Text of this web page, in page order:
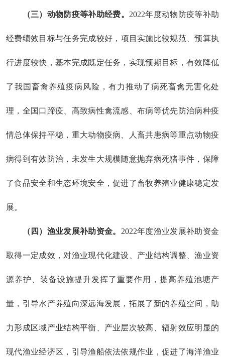
（三）动物防疫等补助经费。 2022年度动物防疫等补助
经费绩效目标与任务完成较好，项目实施比较规范、预算执
行进度较快，基本完成既定任务，实现预期目标，有效降低
了我国畜禽养殖疫病风险，有力推动了病死畜禽无害化处
理，全国口蹄疫、高致病性禽流感、布病等优先防治病种疫
情总体保持平稳，重大动物疫病、人畜共患病等重点动物疫
病得到有效防治，未发生大规模随意抛弃病死猪事件，保障
了食品安全和生态环境安全，促进了畜牧养殖业健康稳定发
展。
（四）渔业发展补助资金。 2022年度渔业发展补助资金
取得一定成效， 对渔业现代化建设 、产业结构调整、渔业资
源养护、装备设施提升发挥了重要作用，提高养殖池塘产
量，引导水产养殖向深远海发展，拓展了 新的养殖空间，助
力形成区域产业结构平衡、产业层次较高、辐射效应明显的
现代渔业经济区，引导渔船依法依规作业，促进了海洋渔业